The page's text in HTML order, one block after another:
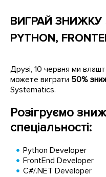
ВИГРАЙ ЗНИЖКУ
PYTHON,
Друзі, 10 червня ми
можете виграти 50%
Systematics.
Розігруємо
спеціальності:
Python Developer
FrontEnd Developer
C#/.NET Developer